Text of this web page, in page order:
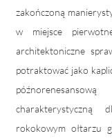
zakończoną
w miejsce
architektoniczne
potraktować jako
charakterystyczną
rokokowym ołtarzu